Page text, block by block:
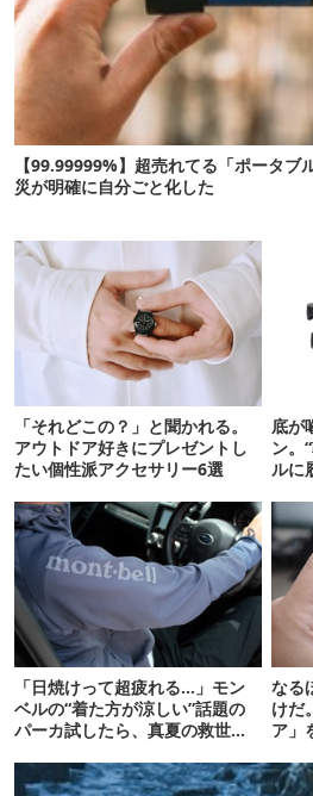
【99.99999%】超売れてる「ポータブ
災が明確に自分ごと化した
「それどこの？」と聞かれる。
アウトドア好きにプレゼントし
たい個性派アクセサリー6選
底が
ン。
ルに
「日焼けって超疲れる…」モン
ベルの“着た方が涼しい”話題の
パーカ試したら、真夏の救世主
なる
けだ
ア」